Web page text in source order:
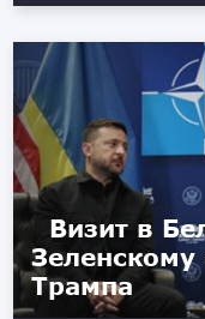
Визит в
Зеленскому
Трампа